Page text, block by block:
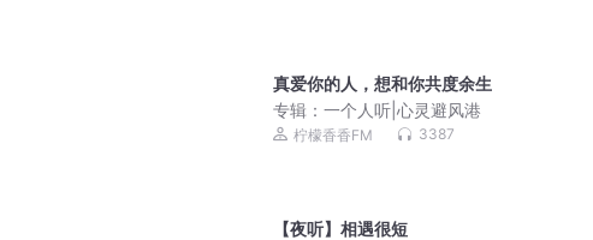
真爱你的人，想和你共度余生
专辑： 一个人听|心灵避风港
柠檬香香FM 3387
【夜听】相遇很短